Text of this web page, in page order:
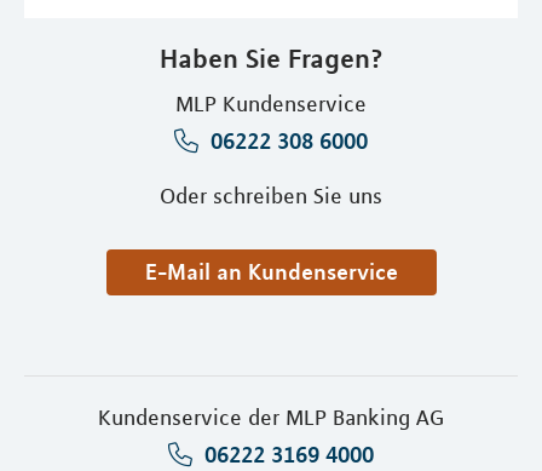
Haben Sie Fragen?
MLP Kundenservice
06222 308 6000
Oder schreiben Sie uns
E-Mail an Kundenservice
Kundenservice der MLP Banking AG
06222 3169 4000